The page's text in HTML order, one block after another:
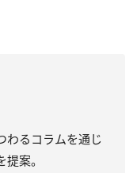
わるコラムを通じ
案。